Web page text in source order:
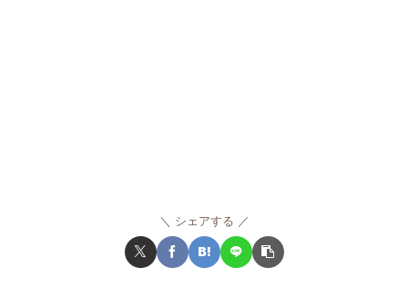
シェアする